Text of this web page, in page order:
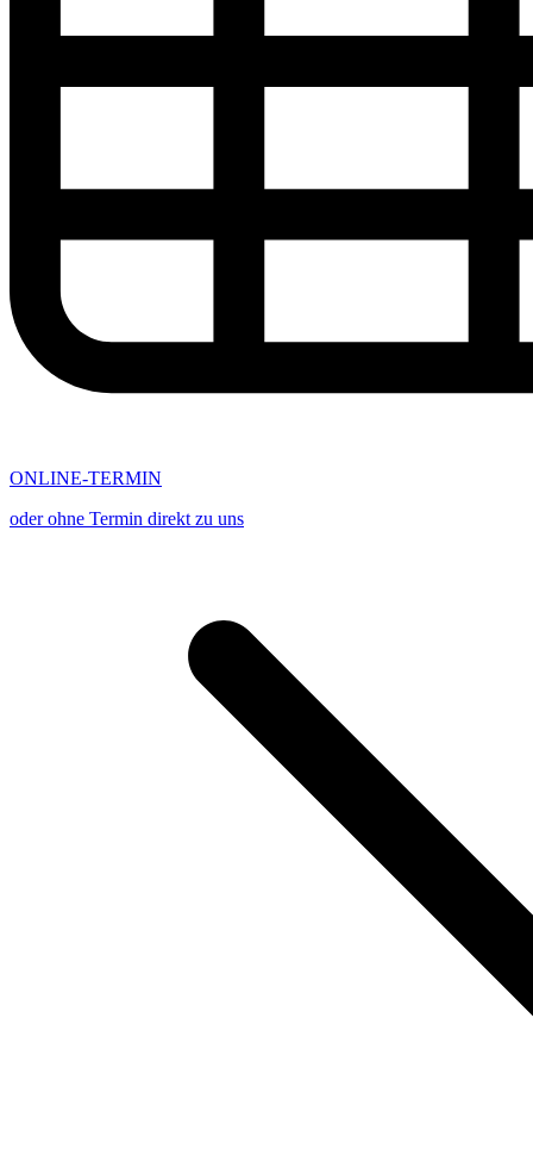
ONLINE-TERMIN
oder ohne Termin direkt zu uns